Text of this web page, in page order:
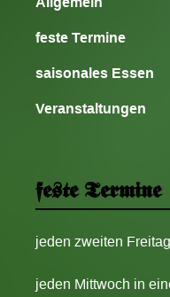
feste Termine
saisonales Essen
Veranstaltungen
feste Termine
jeden zweiten
jeden Mittwoch in